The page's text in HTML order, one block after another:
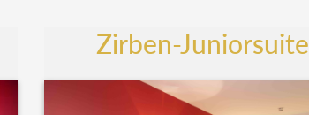
Zirben-Juniorsuite